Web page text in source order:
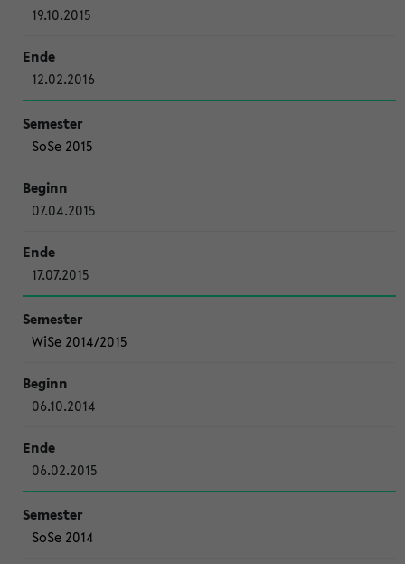
19.10.2015
12.02.2016
SoSe 2015
07.04.2015
17.07.2015
WiSe 2014/2015
06.10.2014
06.02.2015
SoSe 2014